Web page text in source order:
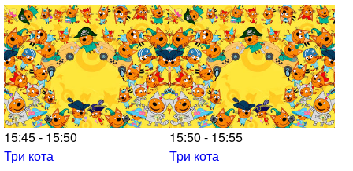
15:45 - 15:50
Три кота
15:50 - 15:55
Три кота